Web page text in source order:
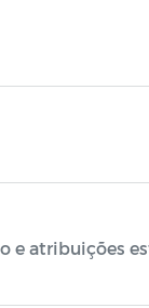
atribuições